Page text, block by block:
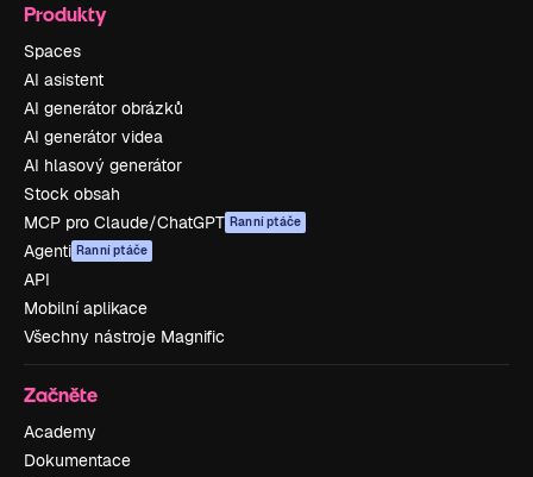
Produkty
Spaces
AI asistent
AI generátor obrázků
AI generátor videa
AI hlasový generátor
Stock obsah
MCP pro Claude/ChatGPT Ranní ptáče
Agenti Ranní ptáče
API
Mobilní aplikace
Všechny nástroje Magnific
Začněte
Academy
Dokumentace